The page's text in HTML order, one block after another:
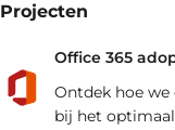
Projecten
Office 365
Ontdek hoe
bij het